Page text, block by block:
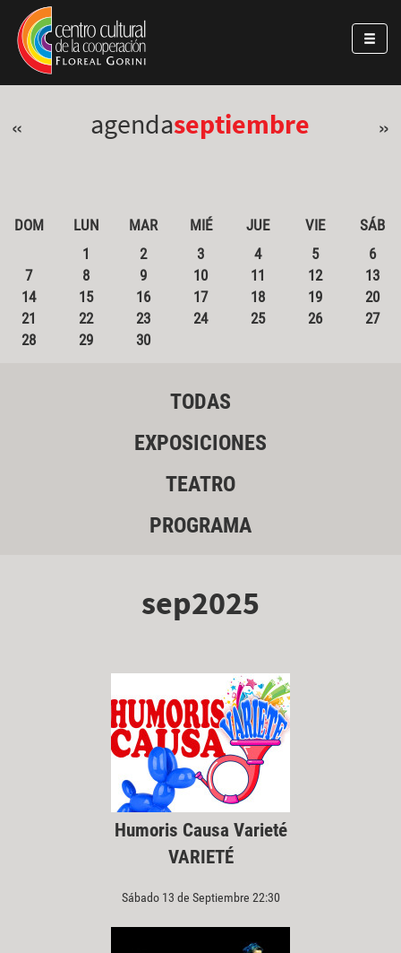
Pasar al contenido principal
Jump to main content
« agendaseptiembre »
DOM LUN MAR MIÉ JUE VIE
SÁB
1
2 3 4 5
6
7
8 9 10 11 12
13
14
15 16 17 18 19
20
21
22 23 24 25 26
27
28
29 30
TODAS
EXPOSICIONES
TEATRO
PROGRAMA
sep2025
Humoris Causa Varieté
VARIETÉ
Sábado 13 de Septiembre 22:30